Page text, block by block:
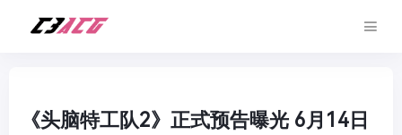
《头脑特工队2》正式预告曝光 6月14日